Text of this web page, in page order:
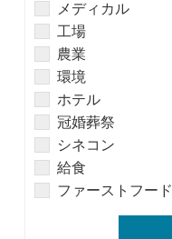
メディカル
工場
農業
環境
ホテル
冠婚葬祭
シネコン
給食
ファーストフード